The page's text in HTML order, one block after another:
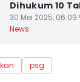
Dihukum 10
30 Mei 2025, 06:09
News
psg